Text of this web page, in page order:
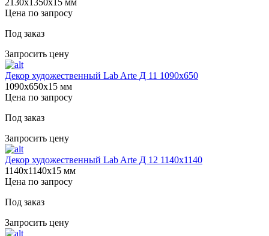
2130х1350х15 мм
Цена по запросу
Под заказ
Запросить цену
Декор художественный Lab Arte Д 11 1090х650
1090х650х15 мм
Цена по запросу
Под заказ
Запросить цену
Декор художественный Lab Arte Д 12 1140х1140
1140х1140х15 мм
Цена по запросу
Под заказ
Запросить цену